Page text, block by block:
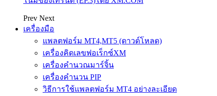
Prev Next
เครื่องมือ
แพลตฟอร์ม MT4,MT5 (ดาวด์โหลด)
เครื่องคิดเลขฟอเร็กซ์XM
เครื่องคำนวณมาร์จิ้น
เครื่องคำนวน PIP
วิธีการใช้แพลตฟอร์ม MT4 อย่างละเอียด